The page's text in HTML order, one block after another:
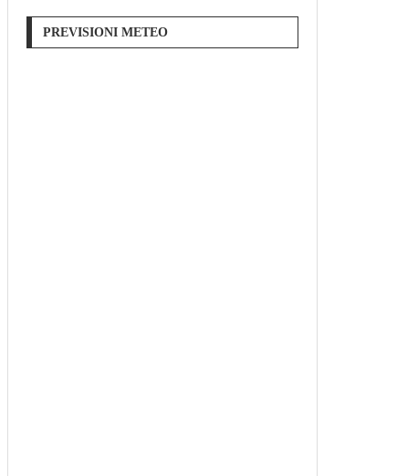
PREVISIONI METEO